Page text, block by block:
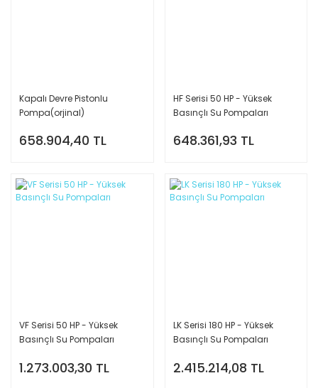
Kapalı Devre Pistonlu
Pompa(orjinal)
658.904,40 TL
HF Serisi 50 HP - Yüksek
Basınçlı Su Pompaları
648.361,93 TL
VF Serisi 50 HP - Yüksek
Basınçlı Su Pompaları
1.273.003,30 TL
LK Serisi 180 HP - Yüksek
Basınçlı Su Pompaları
2.415.214,08 TL